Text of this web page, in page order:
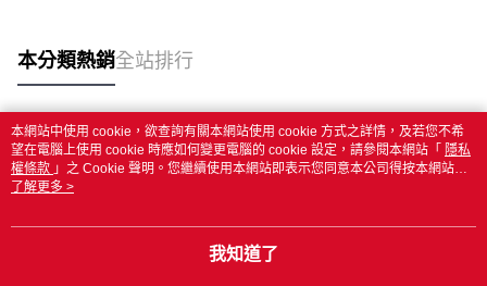
本分類熱銷全站排行
熱門標籤
本網站中使用 cookie，欲查詢有關本網站使用 cookie 方式之詳情，及若您不希
望在電腦上使用 cookie 時應如何變更電腦的 cookie 設定，請參閱本網站「 隱私
權條款 」之 Cookie 聲明。您繼續使用本網站即表示您同意本公司得按本網站使
用條款之 Cookie 聲明使用 cookie。
了解更多 >
我知道了